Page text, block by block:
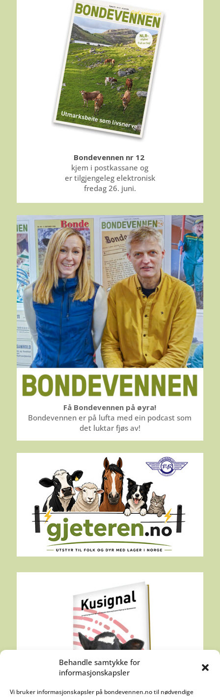
Behandle samtykke for
informasjonskapsler
Vi bruker informasjonskapsler på bondevennen.no til nødvendige
Bondevennen nr 12
kjem i postkassane og
er tilgjengeleg elektronisk
fredag 26. juni.
Få Bondevennen på øyra!
Bondevennen er på lufta med ein podcast som
det luktar fjøs av!